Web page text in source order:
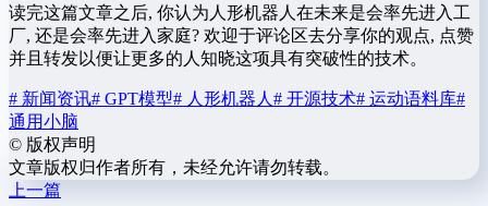
读完这篇文章之后, 你认为人形机器人在未来是会率先进入工
厂, 还是会率先进入家庭? 欢迎于评论区去分享你的观点, 点赞
并且转发以便让更多的人知晓这项具有突破性的技术。
# 新闻资讯# GPT模型# 人形机器人 # 开源技术# 运动语料库#
通用小脑
© 版权声明
文章版权归作者所有，未经允许请勿转载。
上一篇